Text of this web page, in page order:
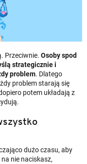
Przeciwnie. Osoby spod
strategicznie i
problem. Dlatego
problem starają się
potem układają z
dużo czasu, aby
nie naciskasz,